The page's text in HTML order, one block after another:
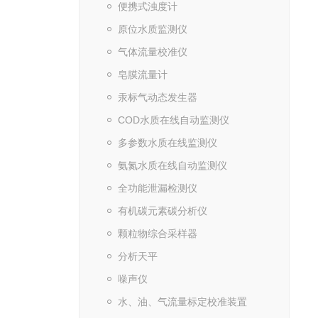
便携式浊度计
原位水质监测仪
气体流量校准仪
皂膜流量计
汞标气动态发生器
COD水质在线自动监测仪
多参数水质在线监测仪
氨氮水质在线自动监测仪
全功能泄漏检测仪
有机碳元素碳分析仪
颗粒物综合采样器
分析天平
噪声仪
水、油、气流量标定校准装置